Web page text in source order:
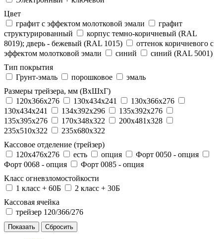
Цвет
графит с эффектом молотковой эмали
графит
структурированный
корпус темно-коричневый (RAL
8019); дверь - бежевый (RAL 1015)
оттенок коричневого с
эффектом молотковой эмали
синий
синий (RAL 5001)
Тип покрытия
Грунт-эмаль
порошковое
эмаль
Размеры трейзера, мм (ВхШхГ)
120x366x276
130x434x241
130х366х276
130х434х241
134x392x296
135x392x276
135x395x276
170x348x322
200x481x328
235x510x322
235x680x322
Кассовое отделение (трейзер)
120х476х276
есть опция
Форт 0050 - опция
Форт 0068 - опция
Форт 0085 - опция
Класс огневзломостойкости
1 класс + 60Б
2 класс + 30Б
Кассовая ячейка
трейзер 120/366/276